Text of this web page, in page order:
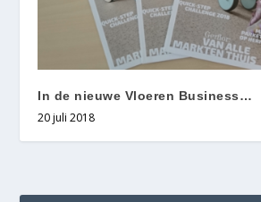
In de nieuwe Vloeren Business…
20 juli 2018